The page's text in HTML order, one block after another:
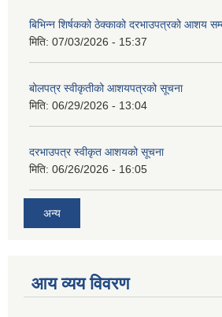
बिभिन्‍न शिर्षकको ठेक्काको दरभाउपत्रको आशय
मिति: 07/03/2026 - 15:37
बोलपत्र स्वीकृतीको आशयपत्रको सूचना
मिति: 06/29/2026 - 13:04
दरभाउपत्र स्वीकृत आशयको सूचना
मिति: 06/26/2026 - 16:05
अन्य
आय व्यय विवरण